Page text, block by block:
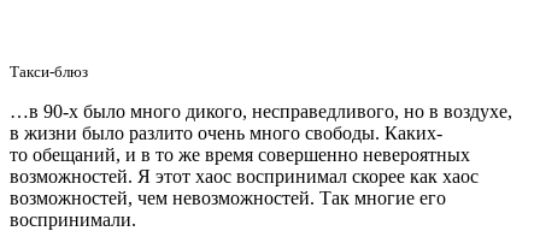
Такси-блюз
…в 90-х было много дикого, несправедливого, но в воздухе,
в жизни было разлито очень много свободы. Каких-
то обещаний, и в то же время совершенно невероятных
возможностей. Я этот хаос воспринимал скорее как хаос
возможностей, чем невозможностей. Так многие его
воспринимали.